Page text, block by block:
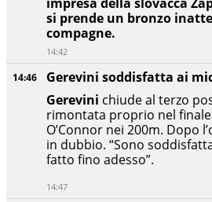
14:46
Gerevini soddisfatta ai
Gerevini chiude al terzo
rimontata proprio nel
O’Connor nei 200m. Dopo
in dubbio. “Sono
fatto fino adesso”.
14:47
si prende un bronzo
compagne.
14:42